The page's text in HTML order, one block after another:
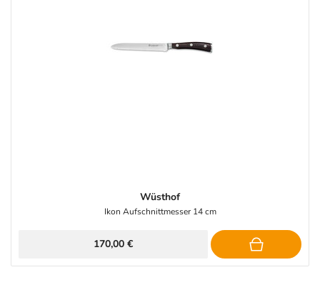
Wüsthof
Ikon Aufschnittmesser 14 cm
170,00 €